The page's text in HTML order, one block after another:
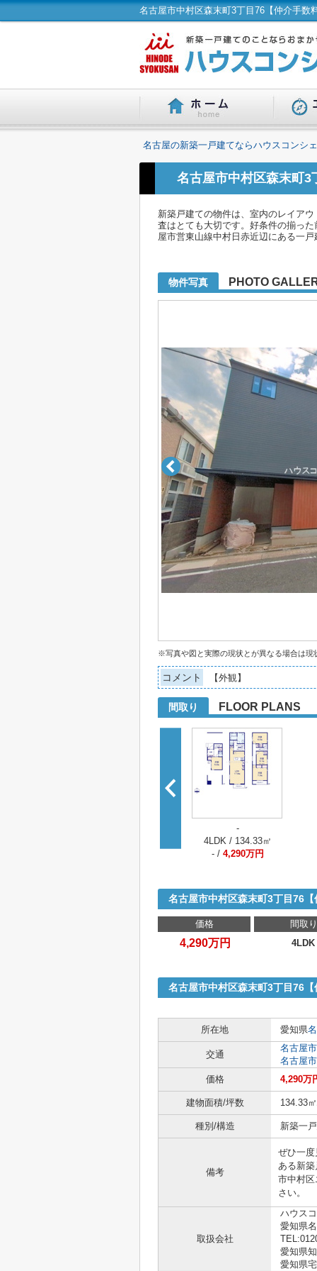
名古屋の新築一戸建てならハウスコンシ
名古屋市中村区森末町3
新築戸建ての物件は、室内のレイア
査はとても大切です。好条件の揃っ
屋市営東山線中村日赤近辺にある一
物件写真 PHOTO
※写真や図と実際の現状とが異なる場合は現
コメント 【外観】
間取り FLOOR PLANS
-
4LDK / 134.33㎡
- / 4,290万円
名古屋市中村区森末町3丁目76
価格 間取り
4,290万円 4LDK
名古屋市中村区森末町3丁目76
所在地
愛知県
交通
名古屋
名古屋
価格
4,290万
建物面積/坪数 134.33
種別/構造 新築一
備考
ぜひ一
ある新
市中村
さい。
取扱会社
ハウス
愛知県
愛知県
愛知県